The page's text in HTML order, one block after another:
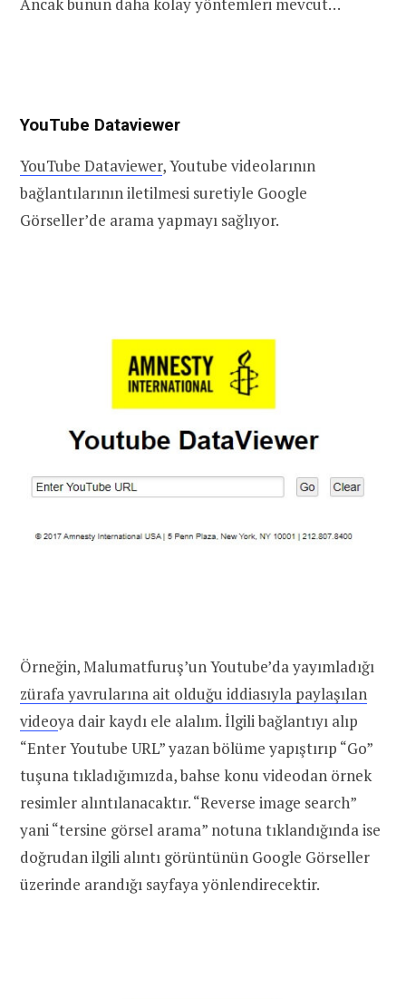
Ancak bunun daha kolay yöntemleri mevcut…
YouTube Dataviewer
YouTube Dataviewer, Youtube videolarının
bağlantılarının iletilmesi suretiyle Google
Görseller’de arama yapmayı sağlıyor.
Örneğin, Malumatfuruş’un Youtube’da yayımladığı
zürafa yavrularına ait olduğu iddiasıyla paylaşılan
videoya dair kaydı ele alalım. İlgili bağlantıyı alıp
“Enter Youtube URL” yazan bölüme yapıştırıp “Go”
tuşuna tıkladığımızda, bahse konu videodan örnek
resimler alıntılanacaktır. “Reverse image search”
yani “tersine görsel arama” notuna tıklandığında ise
doğrudan ilgili alıntı görüntünün Google Görseller
üzerinde arandığı sayfaya yönlendirecektir.